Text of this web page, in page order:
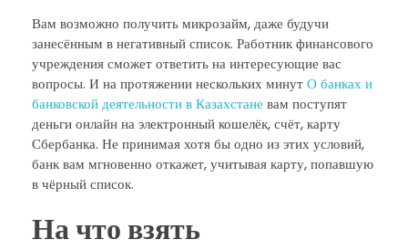
Вам возможно получить микрозайм, даже будучи
занесённым в негативный список. Работник финансового
учреждения сможет ответить на интересующие вас
вопросы. И на протяжении нескольких минутО банках и
банковской деятельности в Казахстане вам поступят
деньги онлайн на электронный кошелёк, счёт, карту
Сбербанка. Не принимая хотя бы одно из этих условий,
банк вам мгновенно откажет, учитывая карту, попавшую
в чёрный список.
На что взять